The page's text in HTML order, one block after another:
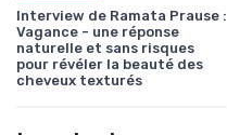
Interview de Ramata Prause :
Vagance - une réponse
naturelle et sans risques
pour révéler la beauté des
cheveux texturés